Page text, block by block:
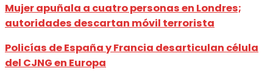
Mujer apuñala a cuatro personas en Londres;
autoridades descartan móvil terrorista
Policías de España y Francia desarticulan célula
del CJNG en Europa